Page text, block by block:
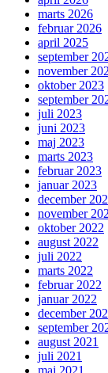
marts 2026
februar 2026
april 2025
september
november
oktober 2023
september
juli 2023
juni 2023
maj 2023
marts 2023
februar 2023
januar 2023
december
november
oktober 2022
august 2022
juli 2022
marts 2022
februar 2022
januar 2022
december
september
august 2021
juli 2021
maj 2021